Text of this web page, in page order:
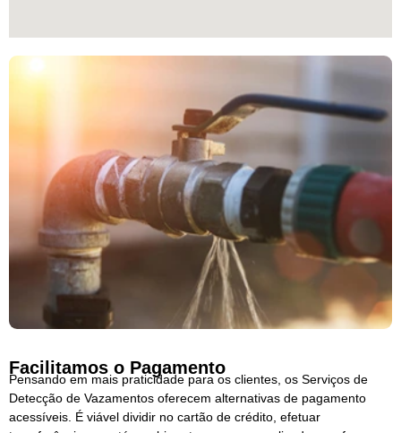
Facilitamos o Pagamento
Pensando em mais praticidade para os clientes, os Serviços de
Detecção de Vazamentos oferecem alternativas de pagamento
acessíveis. É viável dividir no cartão de crédito, efetuar